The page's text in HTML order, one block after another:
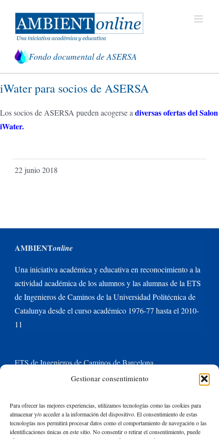
Gestionar consentimiento
Para ofrecer las mejores experiencias, utilizamos tecnologías como las cookies para
almacenar y/o acceder a la información del dispositivo. El consentimiento de estas
tecnologías nos permitirá procesar datos como el comportamiento de navegación o las
identificaciones únicas en este sitio. No consentir o retirar el consentimiento, puede
contenido
Fondo documental de ASERSA
iWater para socios de ASERSA
Los socios de ASERSA pueden acogerse a diversas ofertas del Salon
iWater.
22 junio 2018
AMBIENTonline
Una iniciativa académica y educativa en reconocimiento a la
actividad académica de los alumnos y las alumnas de la ETS
de Ingenieros de Caminos de la Universidad Politécnica de
Catalunya desde el curso académico 1976-77 hasta el 2010-
11
ETS de Ingenieros de Caminos de Barcelona
Universitat Politècnica de Catalunya BarcelonaTech
Contacte con nosotros